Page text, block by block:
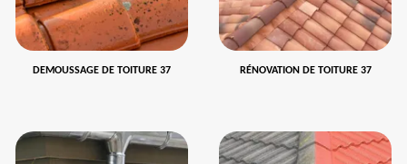
DEMOUSSAGE DE TOITURE 37 RÉNOVATION DE TOITURE 37